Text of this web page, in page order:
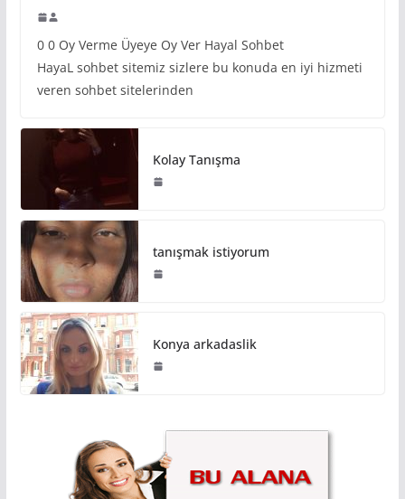
0 0 Oy Verme Üyeye Oy Ver Hayal Sohbet
HayaL sohbet sitemiz sizlere bu konuda en iyi hizmeti
veren sohbet sitelerinden
Kolay Tanışma
tanışmak istiyorum
Konya arkadaslik